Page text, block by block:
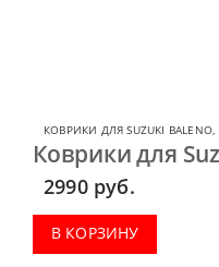
КОВРИКИ ДЛЯ SUZUKI BALENO,
Коврики для
2990 руб.
В КОРЗИНУ